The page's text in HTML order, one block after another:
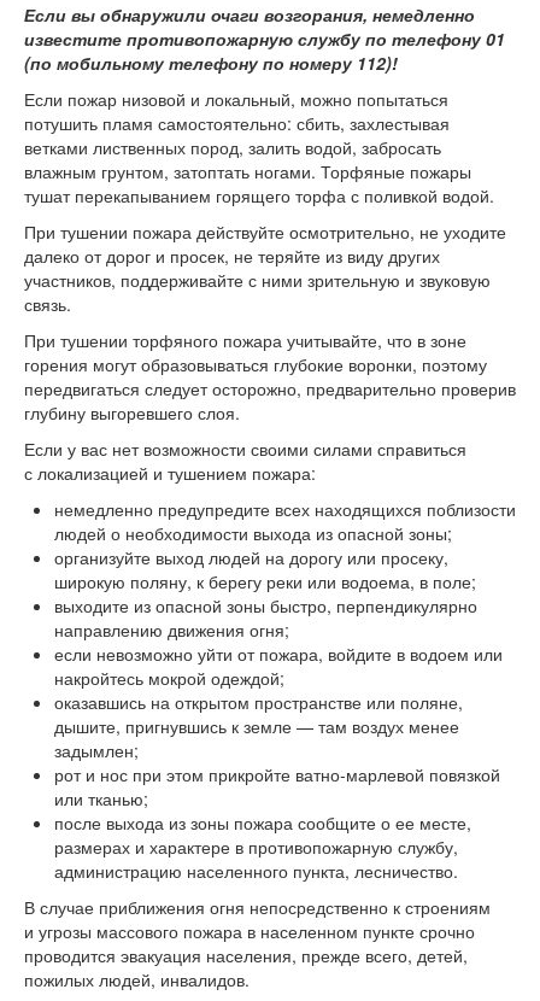
Если вы обнаружили очаги возгорания, немедленно
известите противопожарную службу по телефону 01
(по мобильному телефону по номеру 112)!
Если пожар низовой и локальный, можно попытаться
потушить пламя самостоятельно: сбить, захлестывая
ветками лиственных пород, залить водой, забросать
влажным грунтом, затоптать ногами. Торфяные пожары
тушат перекапыванием горящего торфа с поливкой водой.
При тушении пожара действуйте осмотрительно, не уходите
далеко от дорог и просек, не теряйте из виду других
участников, поддерживайте с ними зрительную и звуковую
связь.
При тушении торфяного пожара учитывайте, что в зоне
горения могут образовываться глубокие воронки, поэтому
передвигаться следует осторожно, предварительно проверив
глубину выгоревшего слоя.
Если у вас нет возможности своими силами справиться
с локализацией и тушением пожара:
немедленно предупредите всех находящихся поблизости
людей о необходимости выхода из опасной зоны;
организуйте выход людей на дорогу или просеку,
широкую поляну, к берегу реки или водоема, в поле;
выходите из опасной зоны быстро, перпендикулярно
направлению движения огня;
если невозможно уйти от пожара, войдите в водоем или
накройтесь мокрой одеждой;
оказавшись на открытом пространстве или поляне,
дышите, пригнувшись к земле — там воздух менее
задымлен;
рот и нос при этом прикройте ватно-марлевой повязкой
или тканью;
после выхода из зоны пожара сообщите о ее месте,
размерах и характере в противопожарную службу,
администрацию населенного пункта, лесничество.
В случае приближения огня непосредственно к строениям
и угрозы массового пожара в населенном пункте срочно
проводится эвакуация населения, прежде всего, детей,
пожилых людей, инвалидов.